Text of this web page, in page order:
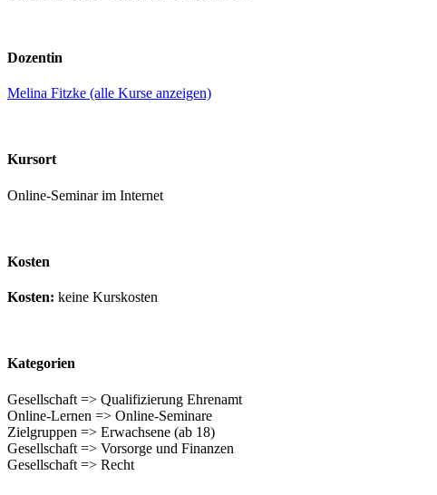
Dozentin
Melina Fitzke (alle Kurse anzeigen)
Kursort
Online-Seminar im Internet
Kosten
Kosten: keine Kurskosten
Kategorien
Gesellschaft => Qualifizierung Ehrenamt
Online-Lernen => Online-Seminare
Zielgruppen => Erwachsene (ab 18)
Gesellschaft => Vorsorge und Finanzen
Gesellschaft => Recht